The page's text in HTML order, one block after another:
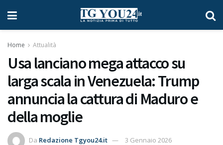
Home Attualità
Usa lanciano mega attacco su
larga scala in Venezuela: Trump
annuncia la cattura di Maduro e
della moglie
Da Redazione Tgyou24.it 3 Gennaio 2026